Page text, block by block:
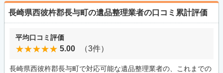
長崎県西彼杵郡長与町の遺品整理業者の口コミ累計評価
平均口コミ評価
5.00 （3件）
長崎県西彼杵郡長与町で対応可能な遺品整理業者の、これまでの